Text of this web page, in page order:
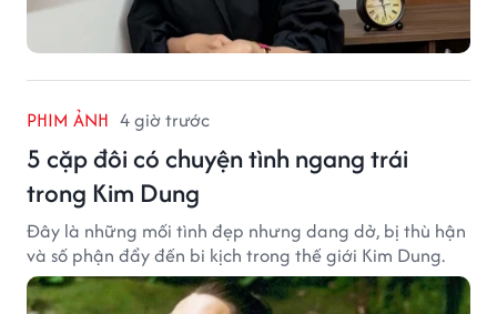
PHIM ẢNH 4 giờ trước
5 cặp đôi có chuyện tình ngang trái
trong Kim Dung
Đây là những mối tình đẹp nhưng dang dở, bị thù hận
và số phận đẩy đến bi kịch trong thế giới Kim Dung.